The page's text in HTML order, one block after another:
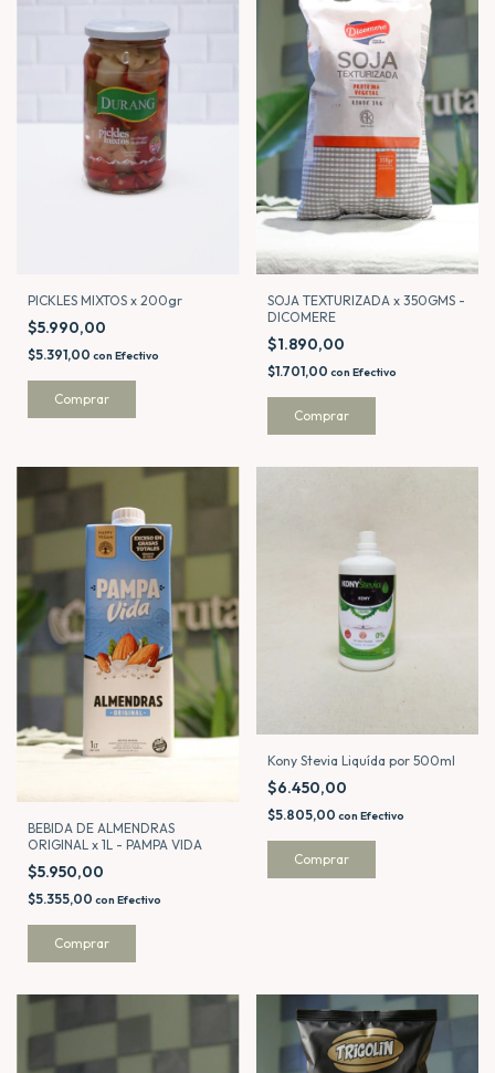
PICKLES MIXTOS x 200gr
$5.990,00
$5.391,00 con Efectivo
SOJA TEXTURIZADA x 350GMS -
DICOMERE
$1.890,00
$1.701,00 con Efectivo
BEBIDA DE ALMENDRAS
ORIGINAL x 1L - PAMPA VIDA
$5.950,00
$5.355,00 con Efectivo
Kony Stevia Liquída por 500ml
$6.450,00
$5.805,00 con Efectivo